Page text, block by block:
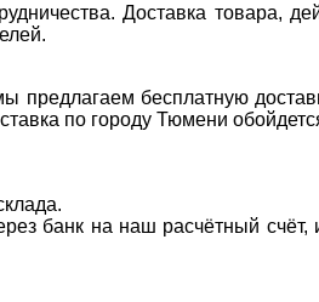
Доставка товара,
бесплатную
по городу Тюмени
банк на наш расчётный